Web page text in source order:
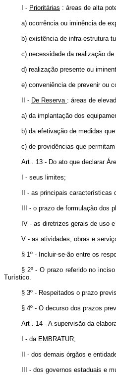
I - Prioritárias : áreas de alta
a) ocorrência ou iminência de
b) existência de infra-estrutura
c) necessidade da realização
d) realização presente ou
e) conveniência de prevenir ou
II - De Reserva : áreas de
a) da implantação dos
b) da efetivação de medidas
c) de providências que
Art . 13 - Do ato que declarar
I - seus limites;
II - as principais
III - o prazo de formulação dos
IV - as diretrizes gerais de uso
V - as atividades, obras e
§ 1º - Incluir-se-ão entre os
§ 2º - O prazo referido no
Turístico.
§ 3º - Respeitados o prazo
§ 4º - O decurso dos prazos
Art . 14 - A supervisão da
I - da EMBRATUR;
II - dos demais órgãos e
III - dos governos estaduais e